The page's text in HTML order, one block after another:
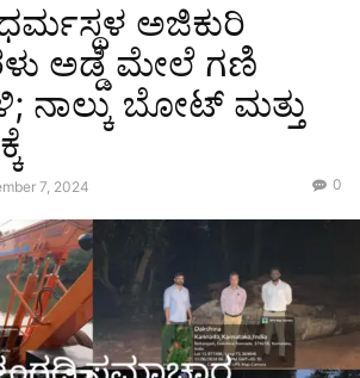
ಅಜಿಕುರಿ
ಅಡ್ಡೆ ಮೇಲೆ ಗಣಿ
ನಾಲ್ಕು ಬೋಟ್ ಮತ್ತು
7, 2024 0